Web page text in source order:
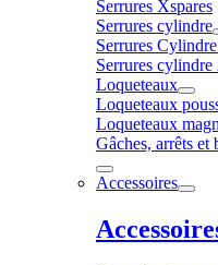
Serrures Xspares
Serrures cylindre
Serrures
Serrures cylindre
Loqueteaux
Loqueteaux
Loqueteaux
Gâches, arrêts et
Accessoires